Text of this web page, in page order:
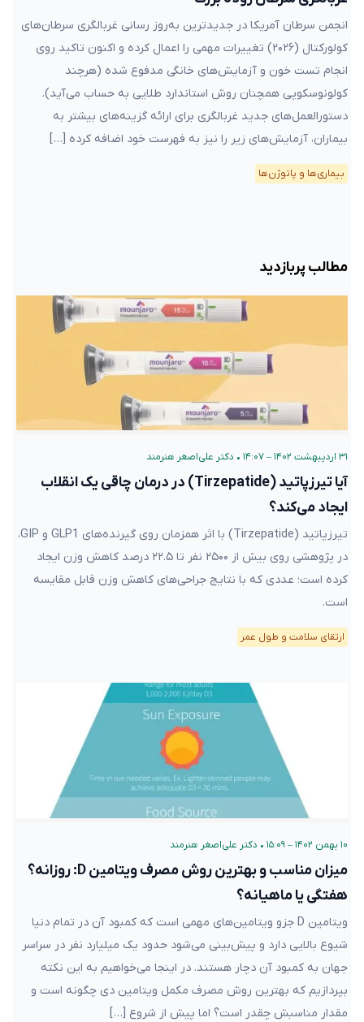
انجمن سرطان آمریکا در جدیدترین به‌روز رسانی غربالگری سرطان‌های
کولورکتال (۲۰۲۶) تغییرات مهمی را اعمال کرده و اکنون تاکید روی
انجام تست خون و آزمایش‌های خانگی مدفوع شده (هرچند
کولونوسکوپی همچنان روش استاندارد طلایی به حساب می‌آید).
دستورالعمل‌های جدید غربالگری برای ارائه گزینه‌های بیشتر به
بیماران، آزمایش‌های زیر را نیز به فهرست خود اضافه کرده […]
بیماری‌ها و پاتوژن‌ها
مطالب پربازدید
۳۱ اردیبهشت ۱۴۰۲ – ۱۴:۰۷ • دکتر علی‌اصغر هنرمند
آیا تیرزپاتید (Tirzepatide) در درمان چاقی یک انقلاب
ایجاد می‌کند؟
تیرزپاتید (Tirzepatide) با اثر همزمان روی گیرنده‌های GLP1 و GIP،
در پژوهشی روی بیش از ۲۵۰۰ نفر تا ۲۲.۵ درصد کاهش وزن ایجاد
کرده است؛ عددی که با نتایج جراحی‌های کاهش وزن قابل مقایسه
است.
ارتقای سلامت و طول عمر
۱۰ بهمن ۱۴۰۲ – ۱۵:۰۹ • دکتر علی‌اصغر هنرمند
میزان مناسب و بهترین روش مصرف ویتامین D: روزانه؟
هفتگی یا ماهیانه؟
ویتامین D جزو ویتامین‌های مهمی است که کمبود آن در تمام دنیا
شیوع بالایی دارد و پیش‌بینی می‌شود حدود یک میلیارد نفر در سراسر
جهان به کمبود آن دچار هستند. در اینجا می‌خواهیم به این نکته
بپردازیم که بهترین روش مصرف مکمل ویتامین دی چگونه است و
مقدار مناسبش چقدر است؟ اما پیش از شروع […]